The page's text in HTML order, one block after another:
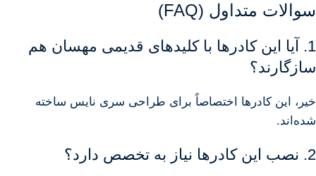
سوالات متداول (FAQ)
1. آیا این کادرها با کلیدهای قدیمی مهسان هم
سازگارند؟
خیر، این کادرها اختصاصاً برای طراحی سری نایس ساخته
شده‌اند.
2. نصب این کادرها نیاز به تخصص دارد؟